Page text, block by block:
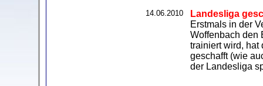
14.06.2010
Landesliga
Erstmals in der
Woffenbach den
trainiert wird, hat
geschafft (wie
der Landesliga